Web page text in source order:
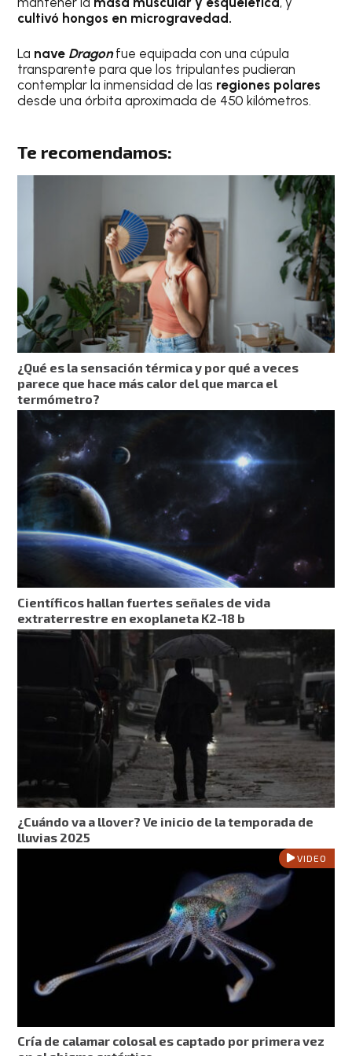
cultivó hongos en microgravedad.
La nave Dragonfue equipada con una cúpula
transparente para que los tripulantes pudieran
contemplar la inmensidad de las regiones polares
desde una órbita aproximada de 450 kilómetros.
Te recomendamos:
¿Qué es la sensación térmica y por qué a veces
parece que hace más calor del que marca el
termómetro?
Científicos hallan fuertes señales de vida
extraterrestre en exoplaneta K2-18 b
¿Cuándo va a llover? Ve inicio de la temporada de
lluvias 2025
VIDEO
Cría de calamar colosal es captado por primera vez